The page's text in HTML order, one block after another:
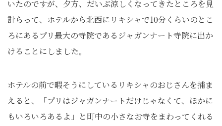
いたのですが、夕方、だいぶ涼しくなってきたところを見
計らって、ホテルから北西にリキシャで10分くらいのとこ
ろにあるプリ最大の寺院であるジャガンナート寺院に出か
けることにしました。
ホテルの前で暇そうにしているリキシャのおじさんを捕ま
えると、「プリはジャガンナートだけじゃなくて、ほかに
もいろいろあるよ」と町中の小さなお寺をまわってくれる